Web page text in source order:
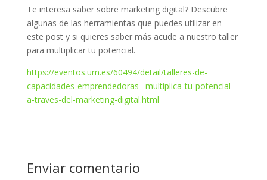
Te interesa saber sobre marketing digital? Descubre
algunas de las herramientas que puedes utilizar en
este post y si quieres saber más acude a nuestro taller
para multiplicar tu potencial.
https://eventos.um.es/60494/detail/talleres-de-
capacidades-emprendedoras_-multiplica-tu-potencial-
a-traves-del-marketing-digital.html
Enviar comentario